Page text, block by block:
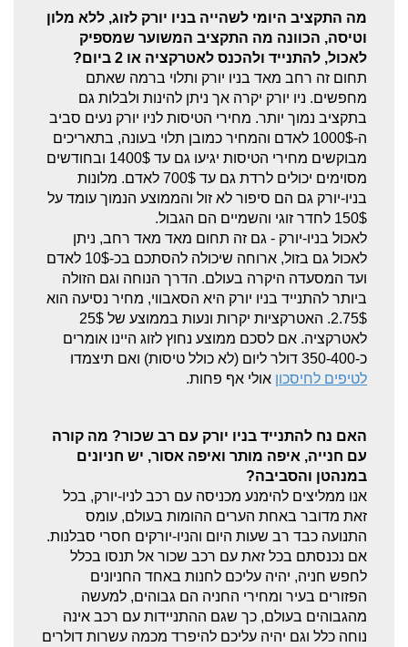
שגרירות ישראל בניו יורק
אזהרות וסכנות לישראלים
טיימס סקוור, ניו יורק
ניו יורק עם ילדים
מזג אוויר בניו יורק
רובעי ניו יורק
מסעדות בניו יורק
מדריכים בעברית בניו יורק
ווילאמסבורג
מסעדות מומלצות
חיי לילה בניו יורק
קניות בניו יורק
אטרקציות בניו יורק
תערוכות בניו יורק
הסנטראל פארק
פרוספקט פארק
שאלות ותשובות נפוצות
מה התקציב היומי לשהייה בניו יורק לזוג, ללא מלון
וטיסה, הכוונה מה התקציב המשוער שמספיק
לאכול, להתנייד ולהכנס לאטרקציה או 2 ביום?
תחום זה רחב מאד בניו יורק ותלוי ברמה שאתם
מחפשים. ניו יורק יקרה אך ניתן להינות ולבלות גם
בתקציב נמוך יותר. מחירי הטיסות לניו יורק נעים סביב
ה-1000$ לאדם והמחיר כמובן תלוי בעונה, בתאריכים
מבוקשים מחירי הטיסות יגיעו גם עד 1400$ ובחודשים
מסוימים יכולים לרדת גם עד 700$ לאדם. מלונות
בניו-יורק גם הם סיפור לא זול והממוצע הנמוך עומד על
150$ לחדר זוגי והשמיים הם הגבול.
לאכול בניו-יורק - גם זה תחום מאד מאד רחב, ניתן
לאכול גם בזול, ארוחה שיכולה להסתכם בכ-10$ לאדם
ועד המסעדה היקרה בעולם. הדרך הנוחה וגם הזולה
ביותר להתנייד בניו יורק היא הסאבווי, מחיר נסיעה הוא
2.75$. האטרקציות יקרות ונעות בממוצע של 25$
לאטרקציה. אם לסכם ממוצע נחוץ לזוג היינו אומרים
כ-350-400 דולר ליום (לא כולל טיסות) ואם תיצמדו
לטיפים לחיסכון אולי אף פחות.
האם נח להתנייד בניו יורק עם רב שכור? מה קורה
עם חנייה, איפה מותר ואיפה אסור, יש חניונים
במנהטן והסביבה?
אנו ממליצים להימנע מכניסה עם רכב לניו-יורק, בכל
זאת מדובר באחת הערים ההומות בעולם, עומס
התנועה כבד רב שעות היום והניו-יורקים חסרי סבלנות.
אם נכנסתם בכל זאת עם רכב שכור אל תנסו בכלל
לחפש חניה, יהיה עליכם לחנות באחד החניונים
הפזורים בעיר ומחירי החניה הם גבוהים, למעשה
מהגבוהים בעולם, כך שגם ההתניידות עם רכב אינה
נוחה כלל וגם יהיה עליכם להיפרד מכמה עשרות דולרים